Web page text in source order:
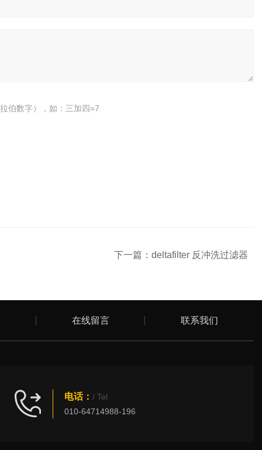
伯数字），如：三加四=7
下一篇： deltafilter 反冲洗过滤器
在线留言 联系我们
电话： / Tel
010-64714988-196